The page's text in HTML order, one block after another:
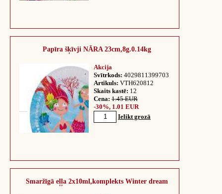
Papīra šķīvji NĀRA 23cm,8g.0.14kg
Akcija
Svītrkods: 4029811399703
Artikuls: VTH620812
Skaits kastē: 12
Cena: 1.45 EUR
-30%, 1.01 EUR
Ielikt grozā
Smaržīgā eļļa 2x10ml,komplekts Winter dream